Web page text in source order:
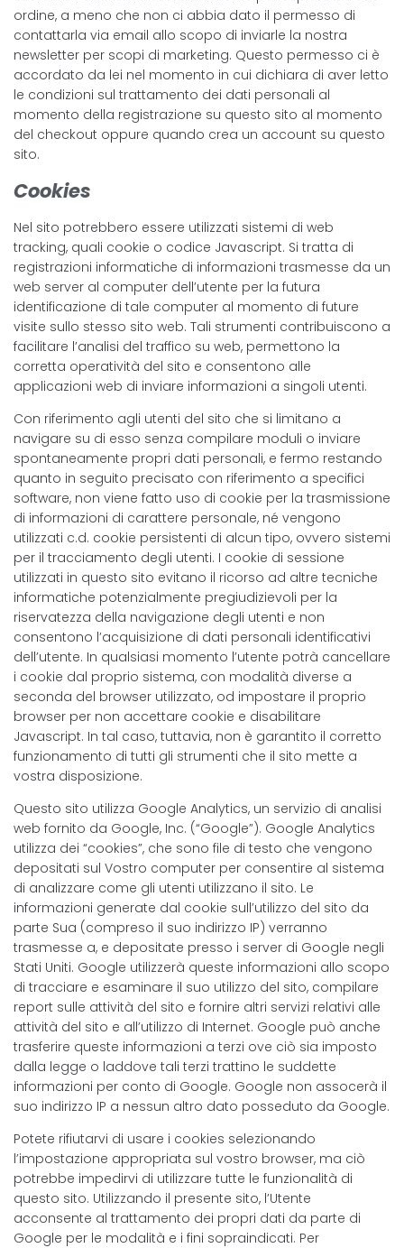
ordine, a meno che non ci abbia dato il permesso di
contattarla via email allo scopo di inviarle la nostra
newsletter per scopi di marketing. Questo permesso ci è
accordato da lei nel momento in cui dichiara di aver letto
le condizioni sul trattamento dei dati personali al
momento della registrazione su questo sito al momento
del checkout oppure quando crea un account su questo
sito.
Cookies
Nel sito potrebbero essere utilizzati sistemi di web
tracking, quali cookie o codice Javascript. Si tratta di
registrazioni informatiche di informazioni trasmesse da un
web server al computer dell’utente per la futura
identificazione di tale computer al momento di future
visite sullo stesso sito web. Tali strumenti contribuiscono a
facilitare l’analisi del traffico su web, permettono la
corretta operatività del sito e consentono alle
applicazioni web di inviare informazioni a singoli utenti.
Con riferimento agli utenti del sito che si limitano a
navigare su di esso senza compilare moduli o inviare
spontaneamente propri dati personali, e fermo restando
quanto in seguito precisato con riferimento a specifici
software, non viene fatto uso di cookie per la trasmissione
di informazioni di carattere personale, né vengono
utilizzati c.d. cookie persistenti di alcun tipo, ovvero sistemi
per il tracciamento degli utenti. I cookie di sessione
utilizzati in questo sito evitano il ricorso ad altre tecniche
informatiche potenzialmente pregiudizievoli per la
riservatezza della navigazione degli utenti e non
consentono l’acquisizione di dati personali identificativi
dell’utente. In qualsiasi momento l’utente potrà cancellare
i cookie dal proprio sistema, con modalità diverse a
seconda del browser utilizzato, od impostare il proprio
browser per non accettare cookie e disabilitare
Javascript. In tal caso, tuttavia, non è garantito il corretto
funzionamento di tutti gli strumenti che il sito mette a
vostra disposizione.
Questo sito utilizza Google Analytics, un servizio di analisi
web fornito da Google, Inc. (“Google”). Google Analytics
utilizza dei “cookies”, che sono file di testo che vengono
depositati sul Vostro computer per consentire al sistema
di analizzare come gli utenti utilizzano il sito. Le
informazioni generate dal cookie sull’utilizzo del sito da
parte Sua (compreso il suo indirizzo IP) verranno
trasmesse a, e depositate presso i server di Google negli
Stati Uniti. Google utilizzerà queste informazioni allo scopo
di tracciare e esaminare il suo utilizzo del sito, compilare
report sulle attività del sito e fornire altri servizi relativi alle
attività del sito e all’utilizzo di Internet. Google può anche
trasferire queste informazioni a terzi ove ciò sia imposto
dalla legge o laddove tali terzi trattino le suddette
informazioni per conto di Google. Google non assocerà il
suo indirizzo IP a nessun altro dato posseduto da Google.
Potete rifiutarvi di usare i cookies selezionando
l’impostazione appropriata sul vostro browser, ma ciò
potrebbe impedirvi di utilizzare tutte le funzionalità di
questo sito. Utilizzando il presente sito, l’Utente
acconsente al trattamento dei propri dati da parte di
Google per le modalità e i fini sopraindicati. Per